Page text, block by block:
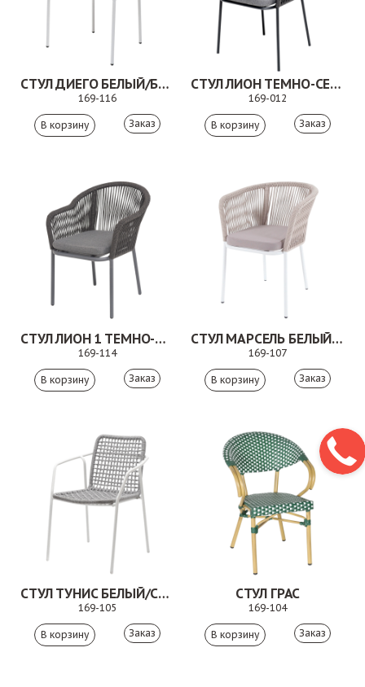
СТУЛ ДИЕГО БЕЛЫЙ/БЕЖЕВЫЙ
169-116
Заказ
СТУЛ ЛИОН ТЕМНО-СЕРЫЙ
169-012
Заказ
СТУЛ ЛИОН 1 ТЕМНО-СЕРЫЙ
169-114
Заказ
СТУЛ МАРСЕЛЬ БЕЛЫЙ/БЕЖЕВЫЙ
169-107
Заказ
СТУЛ ТУНИС БЕЛЫЙ/СВЕТЛО-СЕРЫЙ
169-105
Заказ
СТУЛ ГРАС
169-104
Заказ